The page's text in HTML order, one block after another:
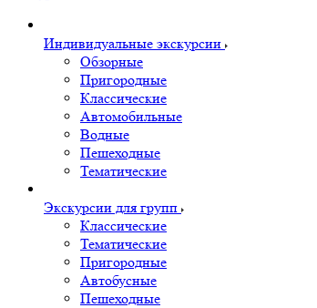
Индивидуальные экскурсии
Обзорные
Пригородные
Классические
Автомобильные
Водные
Пешеходные
Тематические
Экскурсии для групп
Классические
Тематические
Пригородные
Автобусные
Пешеходные